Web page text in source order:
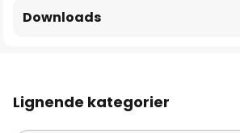
Downloads
Lignende kategorier